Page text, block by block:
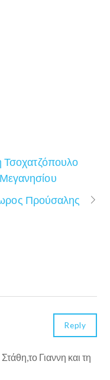
Τσοχατζόπουλο
Προύσαλης
Γιαννη και τη
Reply